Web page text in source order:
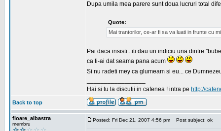
Dupa umila mea parere sunt doua lucruri total
Quote:
Mai trantorilor, ce-ar fi sa va luati in frunte cu
Pai daca insisti...iti dau un indiciu una dintre
ca ti-ai dat seama pana acum
Si nu radeti mey ca glumeam si eu... ce
Hai si tu la discutii in cafenea ! intra pe http://
Back to top
floare_albastra
membru
Posted: Fri Dec 21, 2007 4:56 pm Post subject: ok